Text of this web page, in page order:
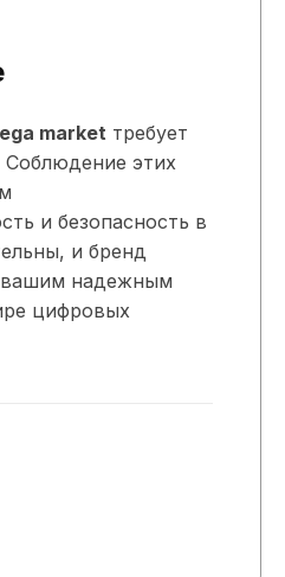
market требует
Соблюдение этих
и безопасность в
и бренд
вашим надежным
цифровых